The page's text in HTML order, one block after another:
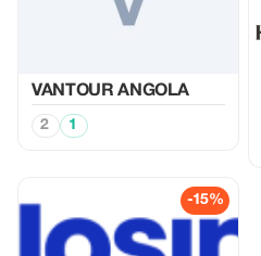
VANTOUR ANGOLA
2 1
-15%